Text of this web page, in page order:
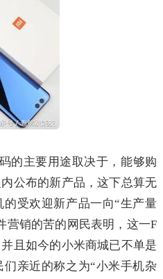
的主要用途取决于，能够购
公布的新产品，这下总算无
受欢迎新产品一向“生产量
营销的苦的网民表明，这一F
且如今的小米商城已不单是
亲近的称之为“小米手机杂